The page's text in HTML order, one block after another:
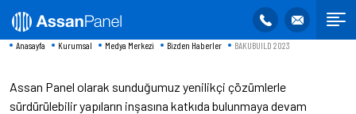
Anasayfa Kurumsal Medya Merkezi Bizden Haberler BAKUBUILD 2023
Assan Panel olarak sunduğumuz yenilikçi çözümlerle
sürdürülebilir yapıların inşasına katkıda bulunmaya devam